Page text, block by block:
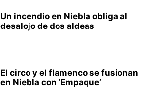
Un incendio en Niebla obliga al
desalojo de dos aldeas
El circo y el flamenco se fusionan
en Niebla con ‘Empaque’